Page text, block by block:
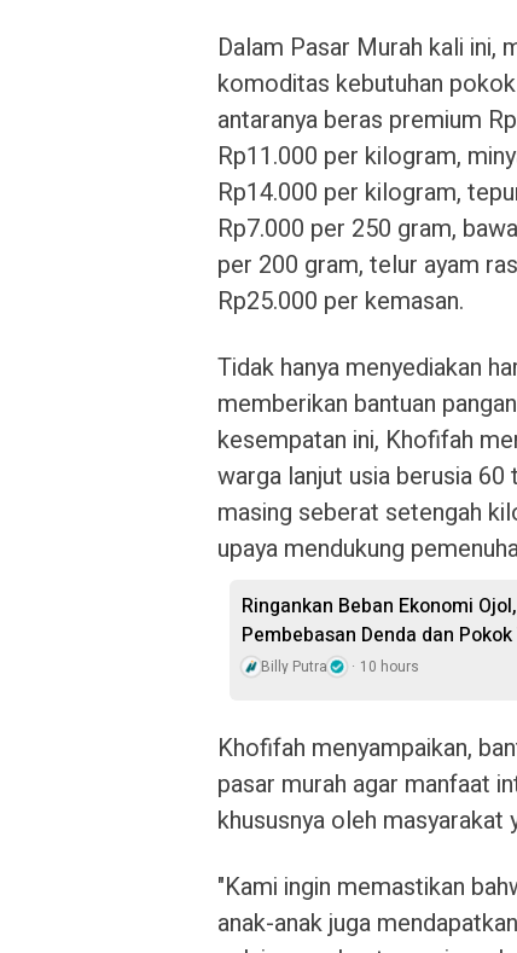
Dalam Pasar Murah kali ini,
komoditas kebutuhan
antaranya beras premium
Rp11.000 per kilogram,
Rp14.000 per kilogram,
Rp7.000 per 250 gram,
per 200 gram, telur ayam
Rp25.000 per kemasan.
Tidak hanya menyediakan
memberikan bantuan
kesempatan ini, Khofifah
warga lanjut usia berusia
masing seberat setengah
upaya mendukung
Ringankan Beban Ekonomi
Pembebasan Denda dan
Billy Putra 10 hours
Khofifah menyampaikan,
pasar murah agar manfaat
khususnya oleh masyarakat
"Kami ingin memastikan
anak-anak juga